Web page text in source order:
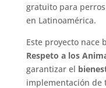
gratuito para
en Latinoamérica.
Este proyecto nace
Respeto a los
garantizar el
implementación de